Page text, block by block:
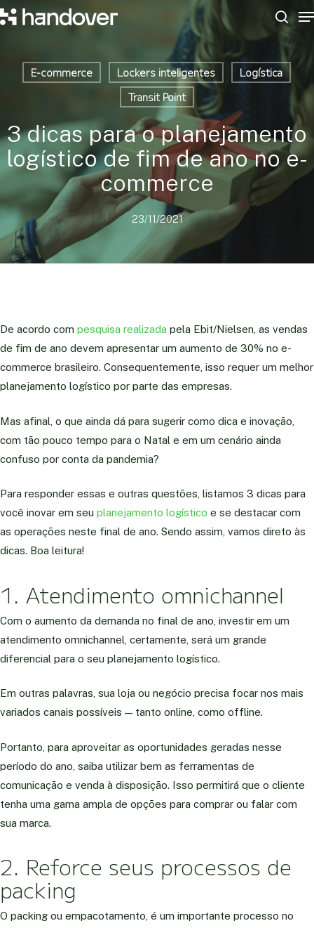
Skip
to
contentE-commerce Lockers inteligentes
Logística
Transit Point
3 dicas para o planejamento
logístico de fim de ano no e-
commerce
23/11/2021
De acordo com pesquisa realizada pela Ebit/Nielsen, as vendas
de fim de ano devem apresentar um aumento de 30% no e-
commerce brasileiro. Consequentemente, isso requer um melhor
planejamento logístico por parte das empresas.
Mas afinal, o que ainda dá para sugerir como dica e inovação,
com tão pouco tempo para o Natal e em um cenário ainda
confuso por conta da pandemia?
Para responder essas e outras questões, listamos 3 dicas para
você inovar em seu planejamento logístico e se destacar com
as operações neste final de ano. Sendo assim, vamos direto às
dicas. Boa leitura!
1. Atendimento omnichannel
Com o aumento da demanda no final de ano, investir em um
atendimento omnichannel, certamente, será um grande
diferencial para o seu planejamento logístico.
Em outras palavras, sua loja ou negócio precisa focar nos mais
variados canais possíveis — tanto online, como offline.
Portanto, para aproveitar as oportunidades geradas nesse
período do ano, saiba utilizar bem as ferramentas de
comunicação e venda à disposição. Isso permitirá que o cliente
tenha uma gama ampla de opções para comprar ou falar com
sua marca.
2. Reforce seus processos de
packing
O packing ou empacotamento, é um importante processo no
Close
Menu